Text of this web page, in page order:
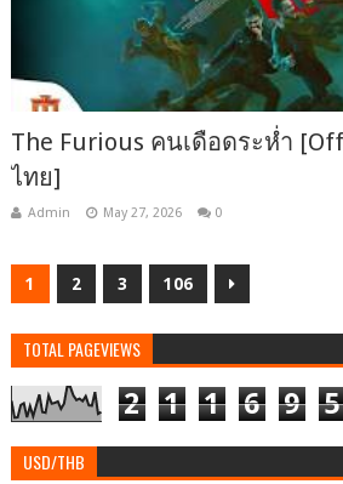
The Furious คนเดือดระห่ำ
ไทย]
Admin May 27, 2026 0
1 2 3 106
TOTAL PAGEVIEWS
2 1 1 6 9 5
USD/THB